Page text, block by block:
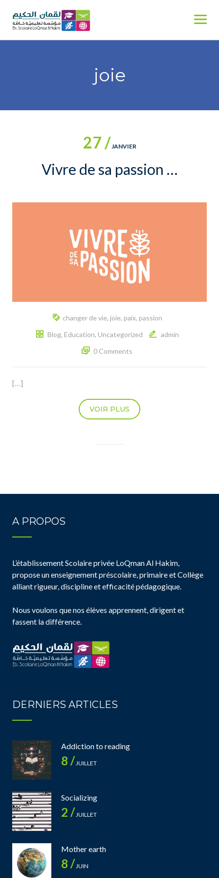
content
joie
27 /JANVIER
Vivre de sa passion …
changer de vie, joie, paix, passion
Blog, Education, Uncategorized
admin
0 Comments
[…]
VOIR PLUS
A PROPOS
L’établissement Scolaire privée LoQman Al Hakim,
propose un enseignement préscolaire, primaire et Collège
alliant rigueur, discipline et efficacité pédagogique.
Nous voulons que nos élèves apprennent, dirigent et
fassent la différence.
DERNIERS ARTICLES
Addiction to reading
8 /JUILLET
Socializing
2 /JUILLET
Mother earth
8 /JUIN